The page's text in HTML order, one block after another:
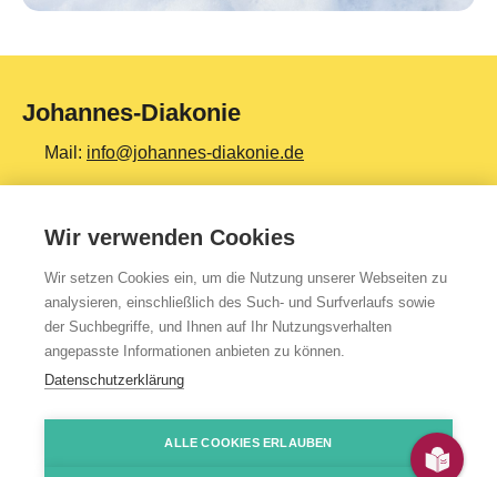
Johannes-Diakonie
Mail: info@johannes-diakonie.de
Tel:06261 - 88-0
Top Themen
Teilhabe & Assistenz
Altenpflege
Datenschutzerklärung
Wir verwenden Cookies
Wir setzen Cookies ein, um die Nutzung unserer Webseiten zu
analysieren, einschließlich des Such- und Surfverlaufs sowie
der Suchbegriffe, und Ihnen auf Ihr Nutzungsverhalten
angepasste Informationen anbieten zu können.
Datenschutzerklärung
ALLE COOKIES ERLAUBEN